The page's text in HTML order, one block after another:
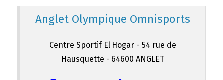
Anglet Olympique Omnisports
Centre Sportif El Hogar - 54 rue de
Hausquette - 64600 ANGLET